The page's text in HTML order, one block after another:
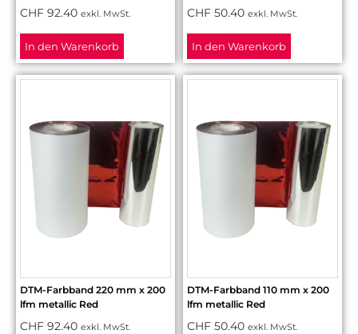
CHF 92.40 exkl. MwSt.
In den Warenkorb
CHF 50.40 exkl. MwSt.
In den Warenkorb
DTM-Farbband 220 mm x 200
lfm metallic Red
CHF 92.40 exkl. MwSt.
DTM-Farbband 110 mm x 200
lfm metallic Red
CHF 50.40 exkl. MwSt.